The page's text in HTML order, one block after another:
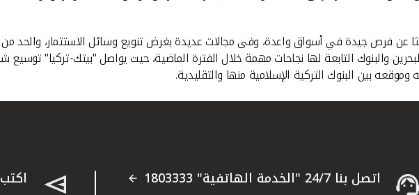
فرص جيدة في أسواق واعدة، وفى مجالات عديدة بغرض تنويع وسائل الاستثمار، والحد من
والبنوك التابعة لها نجاحات مهمة خلال الفترة الماضية، حيث يواصل "بيتك-تركيا" توسيع
بين البنوك التركية الإسلامية منها والتقليدية.
اتصل بنا 24/7 "الخدمة الهاتفية" 1803333